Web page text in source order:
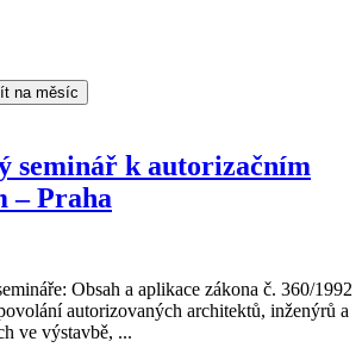
na měsíc
seminář k autorizačním
– Praha
Obsah a aplikace zákona č. 360/1992
autorizovaných architektů, inženýrů a
ve výstavbě, ...